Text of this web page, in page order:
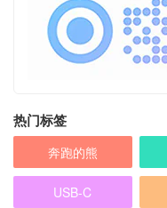
热门标签
奔跑的熊
USB-C